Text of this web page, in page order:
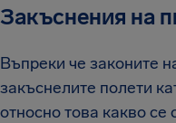
Закъснения на
Въпреки че законите
закъснелите полети
относно това какво се